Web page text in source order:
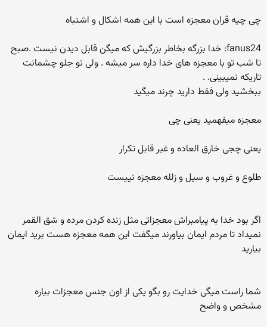
چی چیه قران معجزه است با این همه اشکال و اشتباه
fanus24: خدا بزرگه بخاطر بزرگیش که میگن قابل دیدن نیست .صبح
تا شب تو با معجزه های خدا داره سر میشه . ولی تو جلو چشمانت
تاریکه نمیبینی. .
ببخشید ولی فقط دارید چرند میگید
معجزه میفهمید یعنی چی
یعنی چجی خارق العاده و غیر قابل تکرار
طلوع و غروب و سیل و زلله معجزه نییست
اگر بود خدا به پیامبراش معجزاتی مثل زنده کردن مرده و شق القمر
نمیداد تا مردم ایمان بیاورند میگفت این همه معجزه هست برید ایمان
بیارید
شما راست میگی خدایت رو بگو یکی از اون جنس معجزات بیاره
مشخص و واضح